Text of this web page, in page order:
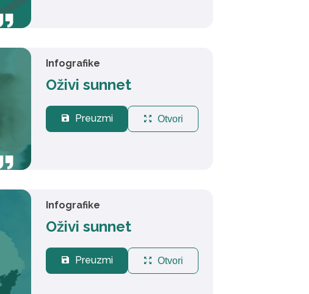
Infografike
Oživi sunnet
save Preuzmi zoom_out_map Otvori
Infografike
Oživi sunnet
save Preuzmi zoom_out_map Otvori